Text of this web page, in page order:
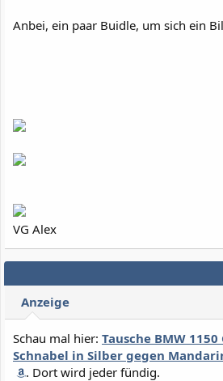
Anbei, ein paar Buidle, um sich ein
VG Alex
Anzeige
Schau mal hier: Tausche BMW 1150
Schnabel in Silber gegen
. Dort wird jeder fündig.